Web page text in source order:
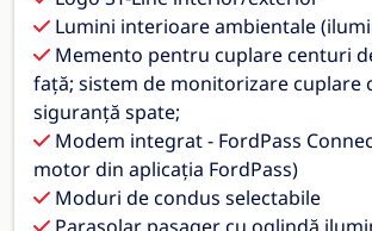
Lumini interioare ambientale
Memento pentru cuplare centuri
față; sistem de monitorizare cuplare
siguranță spate;
Modem integrat - FordPass
motor din aplicația FordPass)
Moduri de condus selectabile